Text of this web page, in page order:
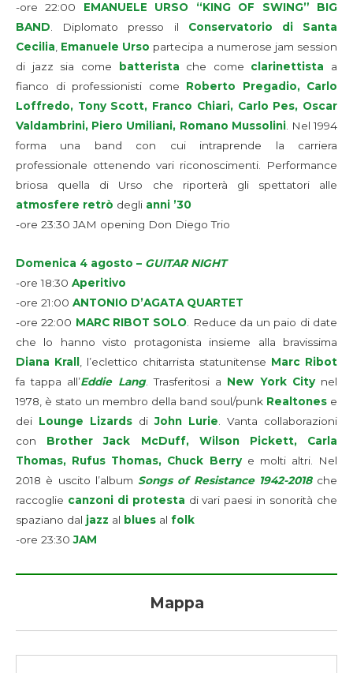
-ore 22:00 EMANUELE URSO “KING OF SWING” BIG
BAND . Diplomato presso il Conservatorio di Santa
Cecilia Emanuele Urso partecipa a numerose jam session
di jazz sia come
batterista che come clarinettista a
fianco di professionisti come Roberto Pregadio, Carlo
Loffredo, Tony Scott, Franco Chiari, Carlo Pes, Oscar
Valdambrini, Piero Umiliani, Romano Mussolini. Nel 1994
forma una band con cui intraprende la carriera
professionale ottenendo vari riconoscimenti. Performance
briosa quella di Urso che riporterà gli spettatori alle
atmosfere retrò degli anni ’30
-ore 23:30 JAM opening Don Diego Trio
Domenica 4 agosto – GUITAR NIGHT
-ore 18:30 Aperitivo
-ore 21:00 ANTONIO D’AGATA QUARTET
-ore 22:00 MARC RIBOT SOLO . Reduce da un paio di date
che lo hanno visto protagonista insieme alla bravissima
Diana Krall
, l’eclettico chitarrista statunitense Marc Ribot
fa tappa all’Eddie Lang. Trasferitosi a New York Citynel
1978, è stato un membro della band soul/punk Realtones e
dei Lounge Lizards diJohn Lurie . Vanta collaborazioni
con Brother Jack McDuff, Wilson Pickett, Carla
Thomas, Rufus Thomas, Chuck Berrye molti altri. Nel
2018 è uscito l’album Songs of Resistance 1942-2018che
raccoglie canzoni di protesta di vari paesi in sonorità che
spaziano dal jazz al blues al folk
-ore 23:30JAM
Mappa